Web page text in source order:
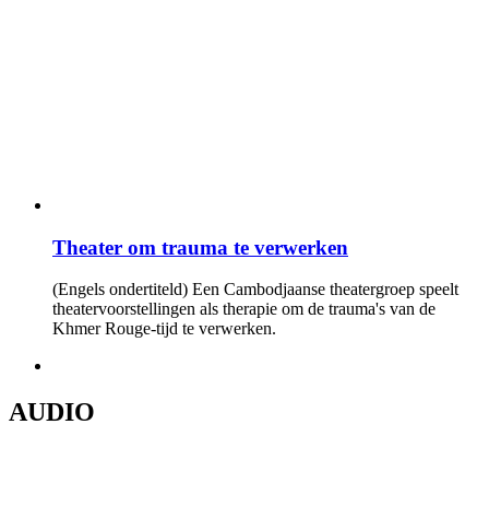
Theater om trauma te verwerken
(Engels ondertiteld) Een Cambodjaanse theatergroep speelt
theatervoorstellingen als therapie om de trauma's van de
Khmer Rouge-tijd te verwerken.
AUDIO